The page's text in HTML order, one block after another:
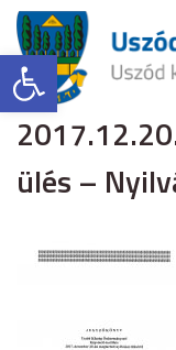
Eszköztár
ülés –